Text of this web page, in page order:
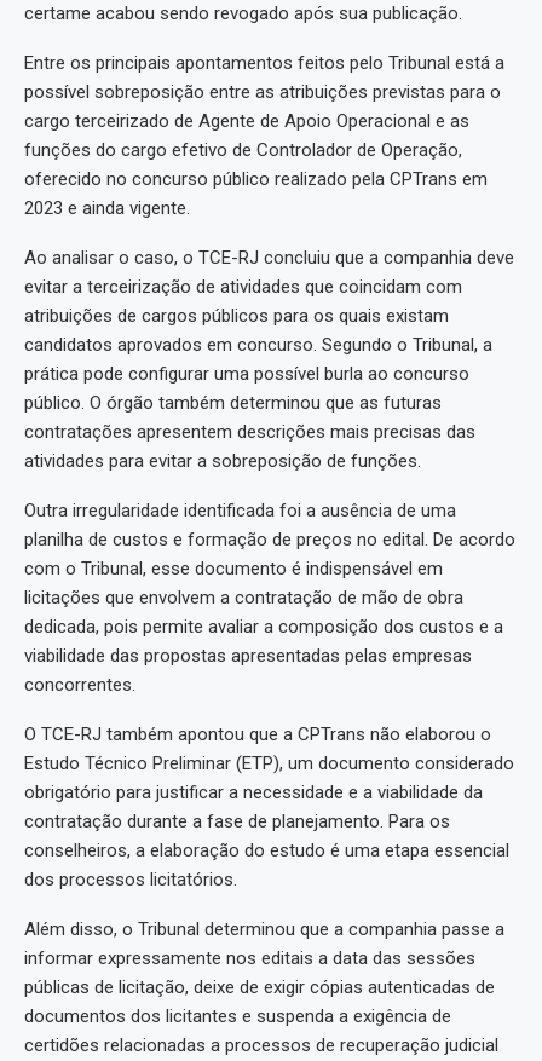
certame acabou sendo revogado após sua publicação.
Entre os principais apontamentos feitos pelo Tribunal está a
possível sobreposição entre as atribuições previstas para o
cargo terceirizado de Agente de Apoio Operacional e as
funções do cargo efetivo de Controlador de Operação,
oferecido no concurso público realizado pela CPTrans em
2023 e ainda vigente.
Ao analisar o caso, o TCE-RJ concluiu que a companhia deve
evitar a terceirização de atividades que coincidam com
atribuições de cargos públicos para os quais existam
candidatos aprovados em concurso. Segundo o Tribunal, a
prática pode configurar uma possível burla ao concurso
público. O órgão também determinou que as futuras
contratações apresentem descrições mais precisas das
atividades para evitar a sobreposição de funções.
Outra irregularidade identificada foi a ausência de uma
planilha de custos e formação de preços no edital. De acordo
com o Tribunal, esse documento é indispensável em
licitações que envolvem a contratação de mão de obra
dedicada, pois permite avaliar a composição dos custos e a
viabilidade das propostas apresentadas pelas empresas
concorrentes.
O TCE-RJ também apontou que a CPTrans não elaborou o
Estudo Técnico Preliminar (ETP), um documento considerado
obrigatório para justificar a necessidade e a viabilidade da
contratação durante a fase de planejamento. Para os
conselheiros, a elaboração do estudo é uma etapa essencial
dos processos licitatórios.
Além disso, o Tribunal determinou que a companhia passe a
informar expressamente nos editais a data das sessões
públicas de licitação, deixe de exigir cópias autenticadas de
documentos dos licitantes e suspenda a exigência de
certidões relacionadas a processos de recuperação judicial